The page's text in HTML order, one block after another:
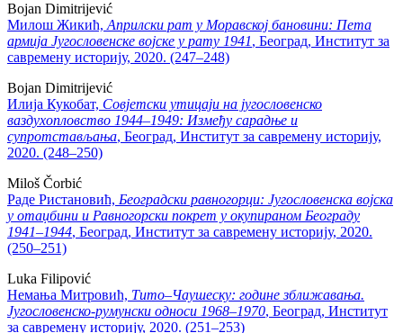
Bojan Dimitrijević
Милош Жикић,Априлски рат у Моравској бановини: Пета
армија Југословенске војске у рату 1941, Београд, Институт за
савремену историју, 2020. (247–248)
Bojan Dimitrijević
Илија Кукобат, Совјетски утицаји на југословенско
ваздухопловство 1944‒1949: Између сарадње и
супротстављања, Београд, Институт за савремену историју,
2020. (248–250)
Miloš Čorbić
Раде Ристановић, Београдски равногорци: Југословенска војска
у отаџбини и Равногорски покрет у окупираном Београду
1941‒1944, Београд, Институт за савремену историју, 2020.
(250–251)
Luka Filipović
Немања Митровић, Тито‒Чаушеску: године зближавања.
Југословенско-румунски односи 1968‒1970, Београд, Институт
за савремену историју, 2020. (251–253)